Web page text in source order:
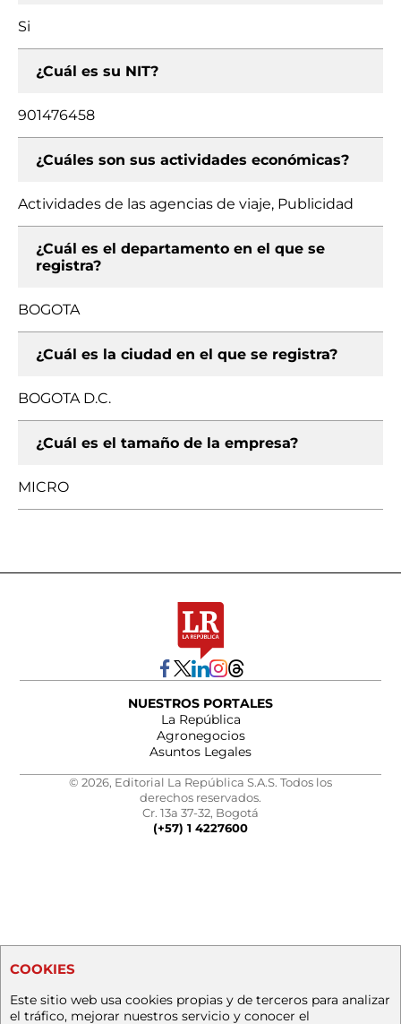
Si
¿Cuál es su NIT?
901476458
¿Cuáles son sus actividades económicas?
Actividades de las agencias de viaje, Publicidad
¿Cuál es el departamento en el que se
registra?
BOGOTA
¿Cuál es la ciudad en el que se registra?
BOGOTA D.C.
¿Cuál es el tamaño de la empresa?
MICRO
NUESTROS PORTALES
La República
Agronegocios
Asuntos Legales
© 2026, Editorial La República S.A.S. Todos los
derechos reservados.
Cr. 13a 37-32, Bogotá
(+57) 1 4227600
COOKIES
Este sitio web usa cookies propias y de terceros para analizar
el tráfico, mejorar nuestros servicio y conocer el